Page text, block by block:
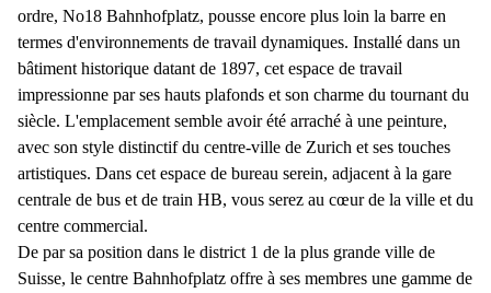
ordre, No18 Bahnhofplatz, pousse encore plus loin la barre en
termes d'environnements de travail dynamiques. Installé dans un
bâtiment historique datant de 1897, cet espace de travail
impressionne par ses hauts plafonds et son charme du tournant du
siècle. L'emplacement semble avoir été arraché à une peinture,
avec son style distinctif du centre-ville de Zurich et ses touches
artistiques. Dans cet espace de bureau serein, adjacent à la gare
centrale de bus et de train HB, vous serez au cœur de la ville et du
centre commercial.
De par sa position dans le district 1 de la plus grande ville de
Suisse, le centre Bahnhofplatz offre à ses membres une gamme de